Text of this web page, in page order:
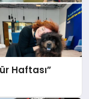
Haftası”